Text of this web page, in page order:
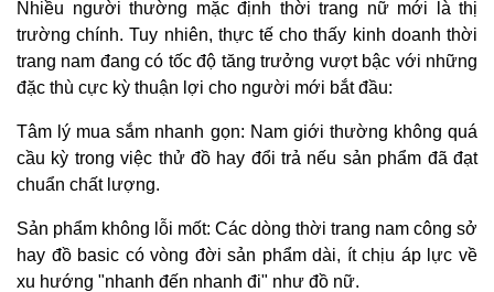
Nhiều người thường mặc định thời trang nữ mới là thị
trường chính. Tuy nhiên, thực tế cho thấy kinh doanh thời
trang nam đang có tốc độ tăng trưởng vượt bậc với những
đặc thù cực kỳ thuận lợi cho người mới bắt đầu:
Tâm lý mua sắm nhanh gọn: Nam giới thường không quá
cầu kỳ trong việc thử đồ hay đổi trả nếu sản phẩm đã đạt
chuẩn chất lượng.
Sản phẩm không lỗi mốt: Các dòng thời trang nam công sở
hay đồ basic có vòng đời sản phẩm dài, ít chịu áp lực về
xu hướng "nhanh đến nhanh đi" như đồ nữ.